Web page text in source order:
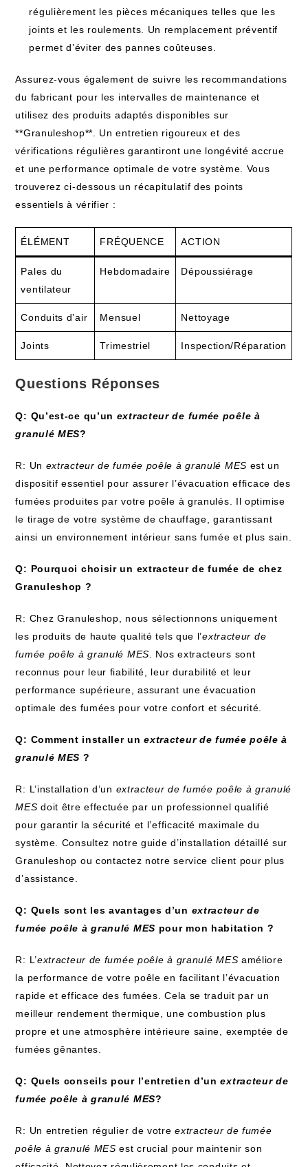
régulièrement les pièces mécaniques telles que les
joints et les roulements. Un remplacement préventif
permet d’éviter des pannes coûteuses.
Assurez-vous également de suivre les recommandations
du fabricant pour les intervalles de maintenance et
utilisez des produits adaptés disponibles sur
**Granuleshop**. Un entretien rigoureux et des
vérifications régulières garantiront une longévité accrue
et une performance optimale de votre système. Vous
trouverez ci-dessous un récapitulatif des points
essentiels à vérifier :
ÉLÉMENT FRÉQUENCE ACTION
Pales du
ventilateur
Hebdomadaire Dépoussiérage
Conduits d’air Mensuel Nettoyage
Joints Trimestriel Inspection/Réparation
Questions Réponses
Q: Qu’est-ce qu’un extracteur de fumée poêle à
granulé MES?
R: Un extracteur de fumée poêle à granulé MES est un
dispositif essentiel pour assurer l’évacuation efficace des
fumées produites par votre poêle à granulés. Il optimise
le tirage de votre système de chauffage, garantissant
ainsi un environnement intérieur sans fumée et plus sain.
Q: Pourquoi choisir un extracteur de fumée de chez
Granuleshop ?
R: Chez Granuleshop, nous sélectionnons uniquement
les produits de haute qualité tels que l’extracteur de
fumée poêle à granulé MES . Nos extracteurs sont
reconnus pour leur fiabilité, leur durabilité et leur
performance supérieure, assurant une évacuation
optimale des fumées pour votre confort et sécurité.
Q: Comment installer unextracteur de fumée poêle à
granulé MES ?
R: L’installation d’un extracteur de fumée poêle à granulé
MES doit être effectuée par un professionnel qualifié
pour garantir la sécurité et l’efficacité maximale du
système. Consultez notre guide d’installation détaillé sur
Granuleshop ou contactez notre service client pour plus
d’assistance.
Q: Quels sont les avantages d’un extracteur de
fumée poêle à granulé MES pour mon habitation ?
R: L’extracteur de fumée poêle à granulé MES améliore
la performance de votre poêle en facilitant l’évacuation
rapide et efficace des fumées. Cela se traduit par un
meilleur rendement thermique, une combustion plus
propre et une atmosphère intérieure saine, exemptée de
fumées gênantes.
Q: Quels conseils pour l’entretien d’unextracteur de
fumée poêle à granulé MES?
R: Un entretien régulier de votreextracteur de fumée
poêle à granulé MES est crucial pour maintenir son